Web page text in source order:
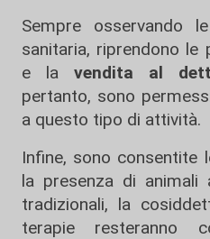
Sempre osservando
sanitaria, riprendono le
e la vendita al
pertanto, sono
a questo tipo di attività.
Infine, sono consentite
la presenza di
tradizionali, la
terapie resteranno